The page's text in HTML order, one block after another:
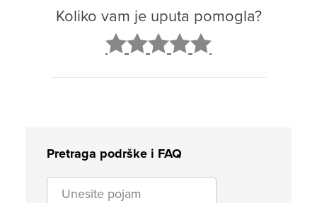
Koliko vam je uputa pomogla?
Pretraga podrške i FAQ